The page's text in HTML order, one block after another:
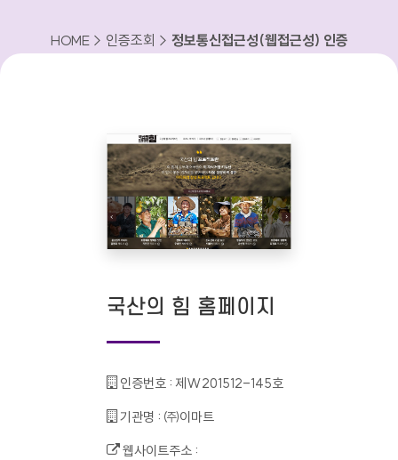
HOME > 인증조회 > 정보통신접근성(웹접근성) 인증
국산의 힘 홈페이지
인증번호 : 제W201512-145호
기관명 : ㈜이마트
웹사이트주소 :